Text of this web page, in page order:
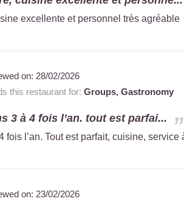
excellente et personnel très agréable
on: 28/02/2026
this restaurant for: Groups, Gastronomy
3 à 4 fois l’an. tout est parfai...
fois l’an. Tout est parfait, cuisine, service
on: 23/02/2026